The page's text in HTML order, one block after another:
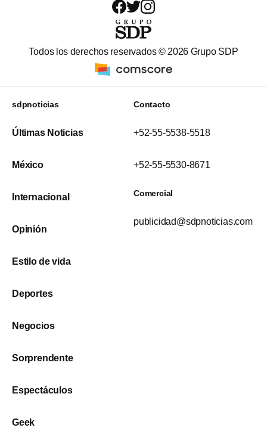
Todos los derechos reservados © 2026 Grupo SDP
sdpnoticias
Últimas Noticias
México
Internacional
Opinión
Estilo de vida
Deportes
Negocios
Sorprendente
Espectáculos
Geek
Contacto
+52-55-5538-5518
+52-55-5530-8671
Comercial
publicidad@sdpnoticias.com